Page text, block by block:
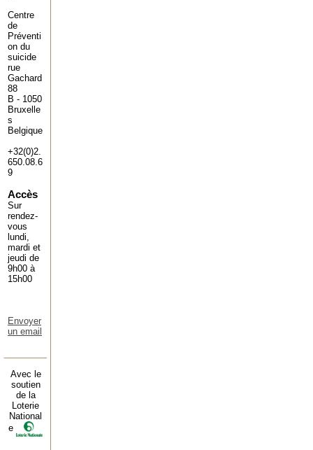
Centre
de
Préventi
on du
suicide
rue
Gachard
88
B - 1050
Bruxelle
s
Belgique
+32(0)2.
650.08.6
9
Accès
Sur
rendez-
vous
lundi,
mardi et
jeudi de
9h00 à
15h00
Envoyer
un email
Avec le
soutien
de la
Loterie
National
e